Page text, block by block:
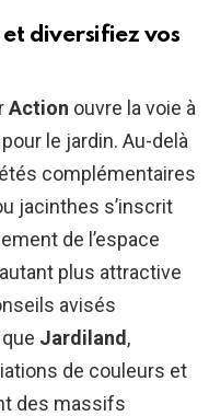
diversifiez vos
Action ouvre la voie à
le jardin. Au-delà
complémentaires
jacinthes s’inscrit
de l’espace
plus attractive
avisés
Jardiland,
de couleurs et
des massifs